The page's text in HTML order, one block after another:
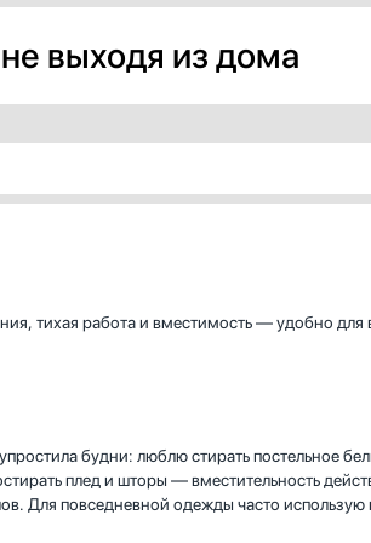
выходя из дома
тихая работа и вместимость — удобно для
будни: люблю стирать постельное
плед и шторы — вместительность
Для повседневной одежды часто